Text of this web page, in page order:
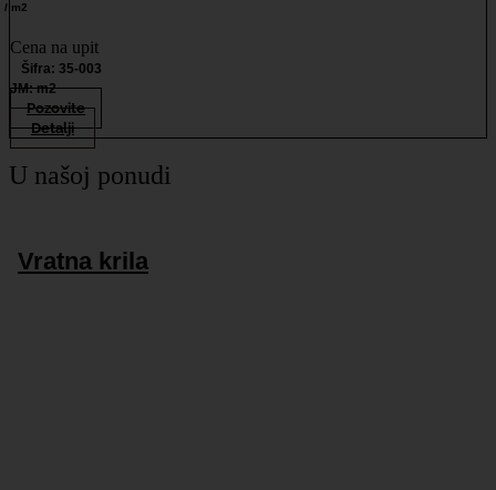
/ m2
Cena na upit
Šifra: 35-003
JM: m2
Pozovite
Detalji
U našoj ponudi
Vratna krila